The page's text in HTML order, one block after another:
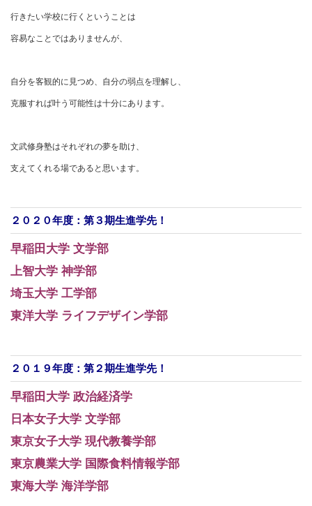
行きたい学校に行くということは
容易なことではありませんが、
自分を客観的に見つめ、自分の弱点を理解し、
克服すれば叶う可能性は十分にあります。
文武修身塾はそれぞれの夢を助け、
支えてくれる場であると思います。
２０２０年度：第３期生進学先！
早稲田大学 文学部
上智大学 神学部
埼玉大学 工学部
東洋大学 ライフデザイン学部
２０１９年度：第２期生進学先！
早稲田大学 政治経済学
日本女子大学 文学部
東京女子大学 現代教養学部
東京農業大学 国際食料情報学部
東海大学 海洋学部